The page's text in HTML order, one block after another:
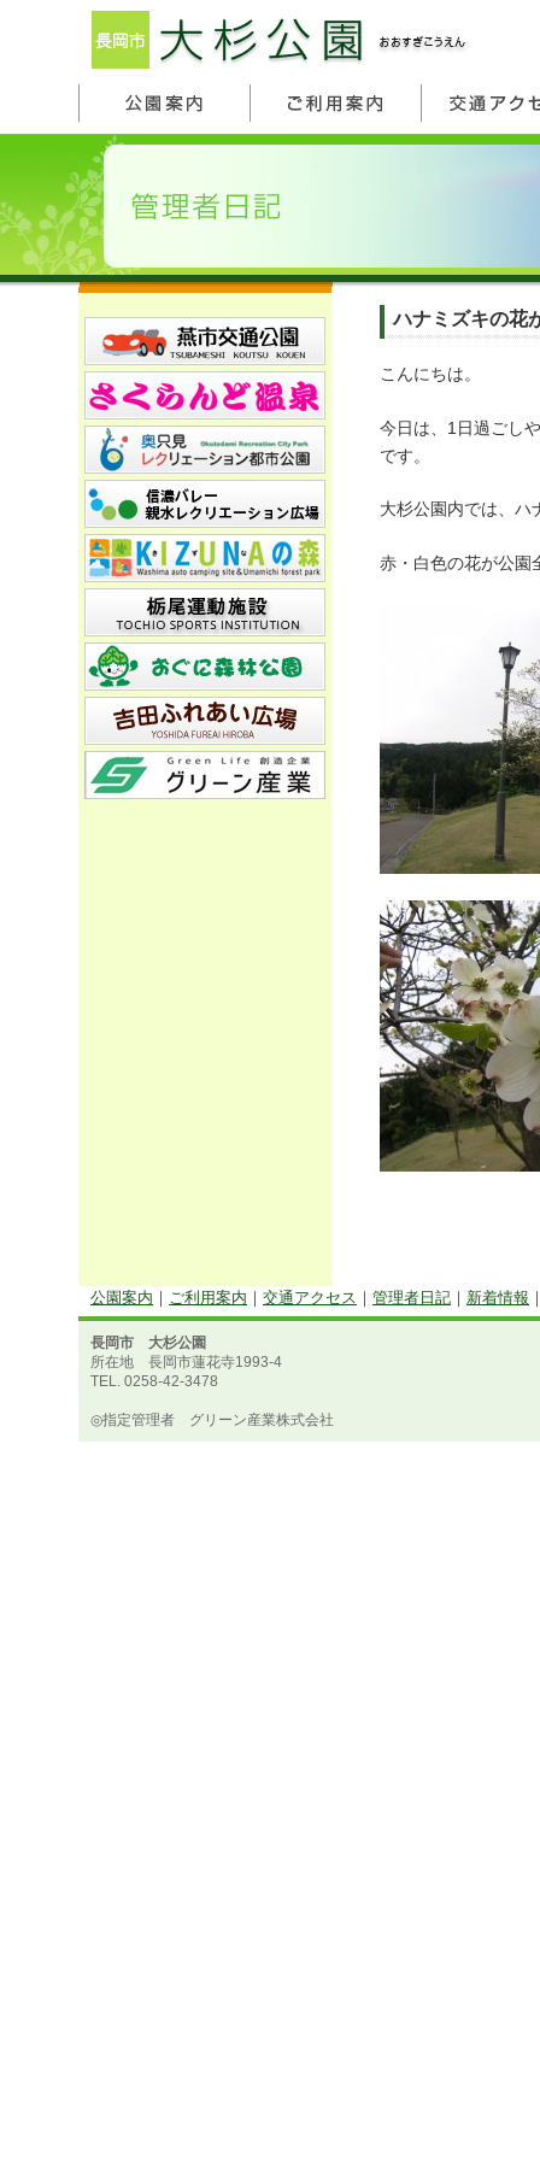
ハナミズキの花
こんにちは。
今日は、1日過ごし
です。
大杉公園内では、ハ
赤・白色の花が公園
公園案内 ｜ ご利用案内 ｜ 交通アクセス ｜ 管理者日記 ｜ 新着情報
長岡市 大杉公園
所在地 長岡市蓮花寺1993-4
TEL. 0258-42-3478
◎指定管理者 グリーン産業株式会社